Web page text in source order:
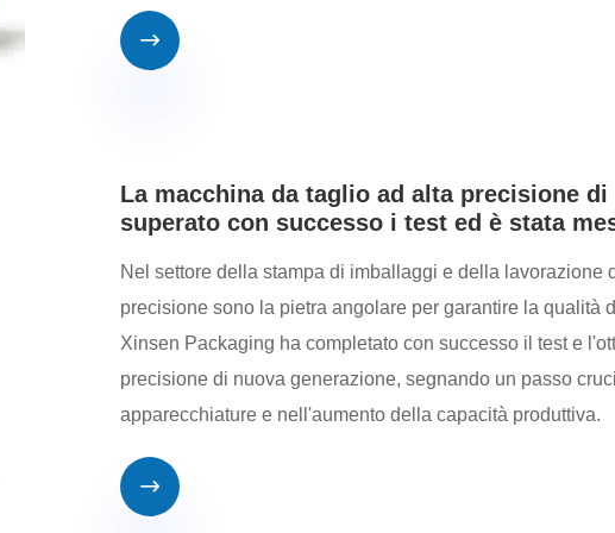

La macchina da taglio ad alta precisione
superato con successo i test ed è stata
Nel settore della stampa di imballaggi e della
precisione sono la pietra angolare per garantire la qualità
Xinsen Packaging ha completato con successo il test e
precisione di nuova generazione, segnando un passo
apparecchiature e nell'aumento della capacità produttiva.
